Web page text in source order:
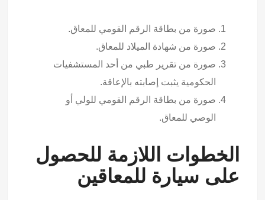
صورة من بطاقة الرقم القومي للمعاق.
صورة من شهادة الميلاد للمعاق.
صورة من تقرير طبي من أحد المستشفيات
الحكومية يثبت إصابته بالإعاقة.
صورة من بطاقة الرقم القومي للولي أو
الوصي للمعاق.
الخطوات اللازمة للحصول
على سيارة للمعاقين